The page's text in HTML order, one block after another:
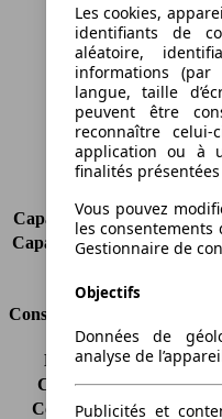
Hauteur
Largeur
Empattement
Poids maximum
Charge maximale
Portes
Sièges
Capacité de remorquage
Capacité de remorquage
Consommation
Émissions de CO2*
Consommation (ville)
Consommation (route)
Les cookies,
identifiants de
aléatoire,
informations
langue, taille
peuvent être
reconnaître
application ou à
finalités
Vous pouvez
les consentements
Gestionnaire de
Objectifs
Données de
analyse de
Publicités et